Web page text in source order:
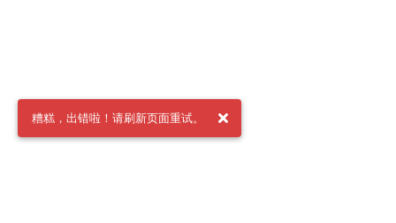
糟糕，出错啦！请刷新页面重试。